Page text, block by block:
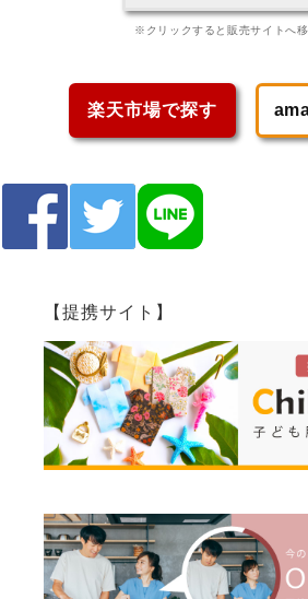
※クリックすると販売サイトへ
楽天市場で探す
【提携サイト】